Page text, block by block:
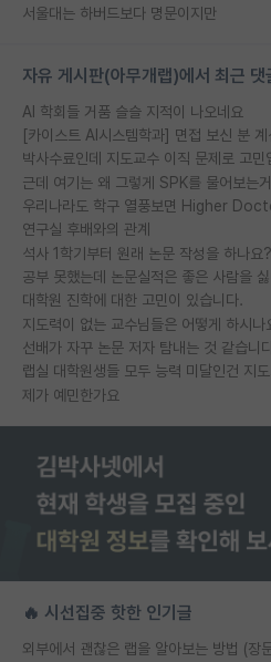
서울대는 하버드보다 명문이지만
자유 게시판(아무개랩)에서 최근 댓
AI 학회들 거품 슬슬 지적이 나오네요
[카이스트 AI시스템학과] 면접 보신 분
박사수료인데 지도교수 이직 문제로 고민
근데 여기는 왜 그렇게 SPK를 물어보는
연구실 후배와의 관계
석사 1학기부터 원래 논문 작성을 하나요?
공부 못했는데 논문실적은 좋은 사람을
대학원 진학에 대한 고민이 있습니다.
지도력이 없는 교수님들은 어떻게 하시나
선배가 자꾸 논문 저자 탐내는 것 같습니
제가 예민한가요
🔥 시선집중 핫한 인기글
외부에서 괜찮은 랩을 알아보는 방법 (장